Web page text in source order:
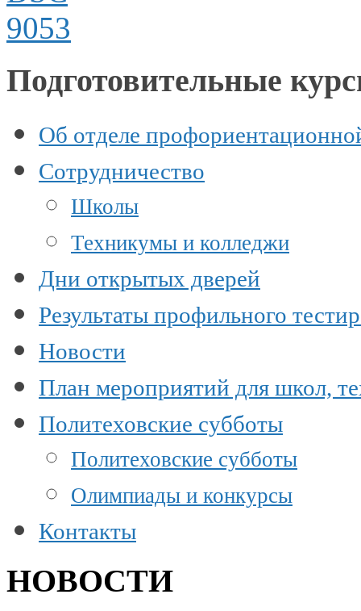
Подготовительные
Об отделе
Сотрудничество
Школы
Техникумы и колледжи
Дни открытых дверей
Результаты профильного
Новости
План мероприятий для школ,
Политеховские субботы
Политеховские субботы
Олимпиады и конкурсы
Контакты
НОВОСТИ